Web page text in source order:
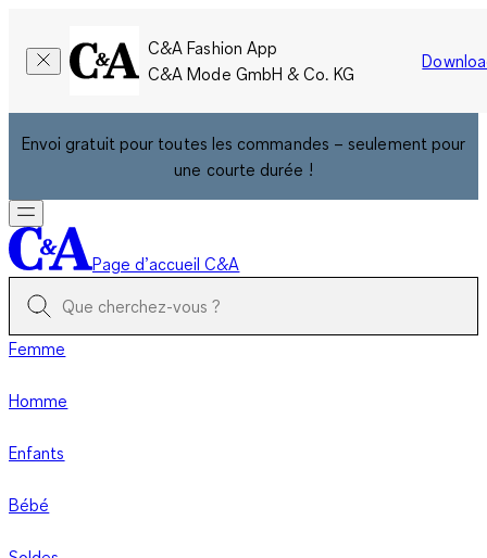
C&A Fashion App
C&A Mode GmbH & Co. KG
Envoi gratuit pour toutes les commandes – seulement pour
une courte durée !
Page d’accueil C&A
Femme
Homme
Enfants
Bébé